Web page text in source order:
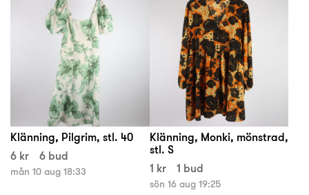
Klänning, Pilgrim, stl. 40
6 kr
6 bud
mån 10 aug 18:33
Klänning, Monki, mönstrad,
stl. S
1 kr
1 bud
sön 16 aug 19:25